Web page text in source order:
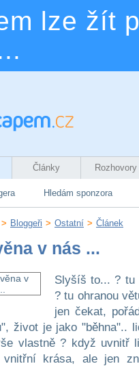
lze žít
Články Rozhovory
Hledám sponzora
> Bloggeři > Ostatní > Článek
v nás ...
Slyšíš to... ? tu
? tu ohranou
jen čekat,
život je jako "běhna"..
vlastně ? když uvnitř
vnitřní krása, ale jen